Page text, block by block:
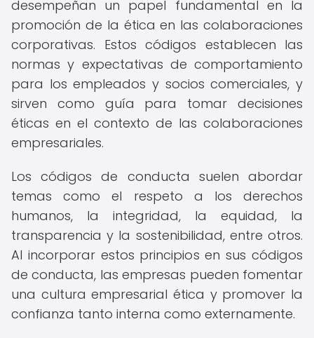
desempeñan un papel fundamental en la
promoción de la ética en las colaboraciones
corporativas. Estos códigos establecen las
normas y expectativas de comportamiento
para los empleados y socios comerciales, y
sirven como guía para tomar decisiones
éticas en el contexto de las colaboraciones
empresariales.
Los códigos de conducta suelen abordar
temas como el respeto a los derechos
humanos, la integridad, la equidad, la
transparencia y la sostenibilidad, entre otros.
Al incorporar estos principios en sus códigos
de conducta, las empresas pueden fomentar
una cultura empresarial ética y promover la
confianza tanto interna como externamente.